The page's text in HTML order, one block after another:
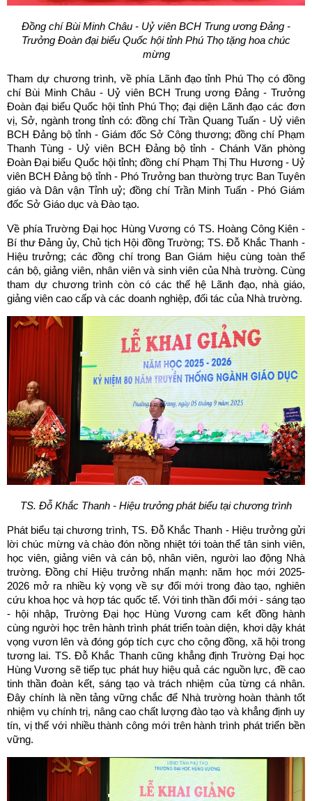
Đồng chí Bùi Minh Châu - Uỷ viên BCH Trung ương Đảng -
Trưởng Đoàn đại biểu Quốc hội tỉnh Phú Thọ tặng hoa chúc
mừng
Tham dự chương trình, về phía Lãnh đạo tỉnh Phú Thọ có đồng
chí Bùi Minh Châu - Uỷ viên BCH Trung ương Đảng - Trưởng
Đoàn đại biểu Quốc hội tỉnh Phú Thọ; đại diện Lãnh đạo các đơn
vị, Sở, ngành trong tỉnh có: đồng chí Trần Quang Tuấn - Uỷ viên
BCH Đảng bộ tỉnh - Giám đốc Sở Công thương; đồng chí Phạm
Thanh Tùng - Uỷ viên BCH Đảng bộ tỉnh - Chánh Văn phòng
Đoàn Đại biểu Quốc hội tỉnh; đồng chí Phạm Thị Thu Hương - Uỷ
viên BCH Đảng bộ tỉnh - Phó Trưởng ban thường trực Ban Tuyên
giáo và Dân vận Tỉnh uỷ; đồng chí Trần Minh Tuấn - Phó Giám
đốc Sở Giáo dục và Đào tạo.
Về phía Trường Đại học Hùng Vương có TS. Hoàng Công Kiên -
Bí thư Đảng ủy, Chủ tịch Hội đồng Trường; TS. Đỗ Khắc Thanh -
Hiệu trưởng; các đồng chí trong Ban Giám hiệu cùng toàn thể
cán bộ, giảng viên, nhân viên và sinh viên của Nhà trường. Cùng
tham dự chương trình còn có các thế hệ Lãnh đạo, nhà giáo,
giảng viên cao cấp và các doanh nghiệp, đối tác của Nhà trường.
TS. Đỗ Khắc Thanh - Hiệu trưởng phát biểu tại chương trình
Phát biểu tại chương trình, TS. Đỗ Khắc Thanh - Hiệu trưởng gửi
lời chúc mừng và chào đón nồng nhiệt tới toàn thể tân sinh viên,
học viên, giảng viên và cán bộ, nhân viên, người lao động Nhà
trường. Đồng chí Hiệu trưởng nhấn mạnh: năm học mới 2025-
2026 mở ra nhiều kỳ vọng về sự đổi mới trong đào tạo, nghiên
cứu khoa học và hợp tác quốc tế. Với tinh thần đổi mới - sáng tạo
- hội nhập, Trường Đại học Hùng Vương cam kết đồng hành
cùng người học trên hành trình phát triển toàn diện, khơi dậy khát
vọng vươn lên và đóng góp tích cực cho cộng đồng, xã hội trong
tương lai. TS. Đỗ Khắc Thanh cũng khẳng định Trường Đại học
Hùng Vương sẽ tiếp tục phát huy hiệu quả các nguồn lực, đề cao
tinh thần đoàn kết, sáng tạo và trách nhiệm của từng cá nhân.
Đây chính là nền tảng vững chắc để Nhà trường hoàn thành tốt
nhiệm vụ chính trị, nâng cao chất lượng đào tạo và khẳng định uy
tín, vị thế với nhiều thành công mới trên hành trình phát triển bền
vững.